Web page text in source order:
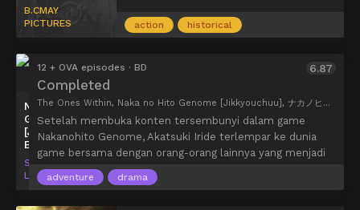
B.CMAY
PICTURES
action historical
Nakanohito
Genome
[Jikkyouchuu]
BD
SILVER
LINK.
12 + OVA episodes · BD
Completed
The Ones Within, Naka no Hito Genome [Jikkyouchuu], ナカノヒトゲノム【実況中】
6.87
Setelah membuka konten tersembunyi dalam game
Nakanohito Genome, Akatsuki Iride terlempar ke dunia
game bersama dengan orang-orang lainnya yang menjadi
timnya. Masing-masing dari mereka merupakan spesialis
dalam game tertentu, seperti game pertarungan, game
adventure drama